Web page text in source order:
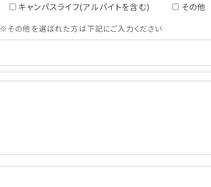
キャンパスライフ(アルバイトを含む)
その他
※その他を選ばれた方は下記にご入力ください